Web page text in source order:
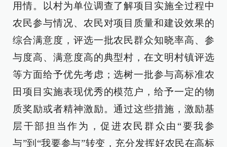
用情。以村为单位调查了解项目实施全过程中
农民参与情况、农民对项目质量和建设效果的
综合满意度，评选一批农民群众知晓率高、参
与度高、满意度高的典型村，在文明村镇评选
等方面给予优先考虑；选树一批参与高标准农
田项目实施表现优秀的模范户，给予一定的物
质奖励或者精神激励。通过这些措施，激励基
层干部担当作为，促进农民群众由“要我参
与”到“我要参与”转变，充分发挥好农民在高标